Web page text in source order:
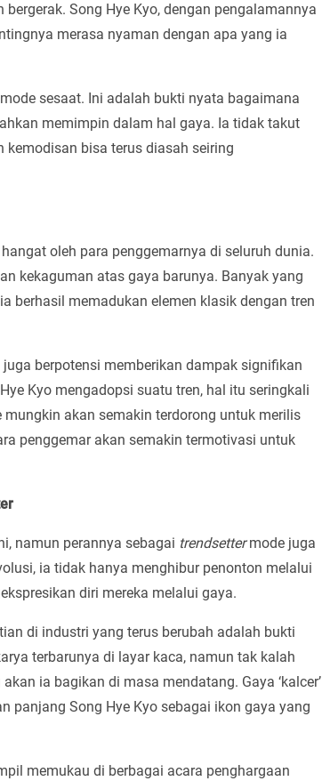
Song Hye Kyo, dengan pengalamannya
merasa nyaman dengan apa yang ia
sesaat. Ini adalah bukti nyata bagaimana
memimpin dalam hal gaya. Ia tidak takut
bisa terus diasah seiring
oleh para penggemarnya di seluruh dunia.
kekaguman atas gaya barunya. Banyak yang
berhasil memadukan elemen klasik dengan tren
berpotensi memberikan dampak signifikan
Kyo mengadopsi suatu tren, hal itu seringkali
akan semakin terdorong untuk merilis
penggemar akan semakin termotivasi untuk
namun perannya sebagai trendsettermode juga
ia tidak hanya menghibur penonton melalui
diri mereka melalui gaya.
di industri yang terus berubah adalah bukti
terbarunya di layar kaca, namun tak kalah
ia bagikan di masa mendatang. Gaya ‘kalcer’
panjang Song Hye Kyo sebagai ikon gaya yang
memukau di berbagai acara penghargaan